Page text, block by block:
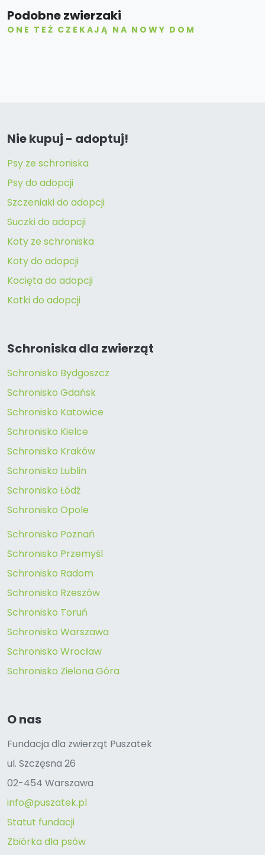
Podobne zwierzaki
ONE TEŻ CZEKAJĄ NA NOWY DOM
Nie kupuj - adoptuj!
Psy ze schroniska
Psy do adopcji
Szczeniaki do adopcji
Suczki do adopcji
Koty ze schroniska
Koty do adopcji
Kocięta do adopcji
Kotki do adopcji
Schroniska dla zwierząt
Schronisko Bydgoszcz
Schronisko Gdańsk
Schronisko Katowice
Schronisko Kielce
Schronisko Kraków
Schronisko Lublin
Schronisko Łódź
Schronisko Opole
Schronisko Poznań
Schronisko Przemyśl
Schronisko Radom
Schronisko Rzeszów
Schronisko Toruń
Schronisko Warszawa
Schronisko Wrocław
Schronisko Zielona Góra
O nas
Fundacja dla zwierząt Puszatek
ul. Szczęsna 26
02-454 Warszawa
info@puszatek.pl
Statut fundacji
Zbiórka dla psów